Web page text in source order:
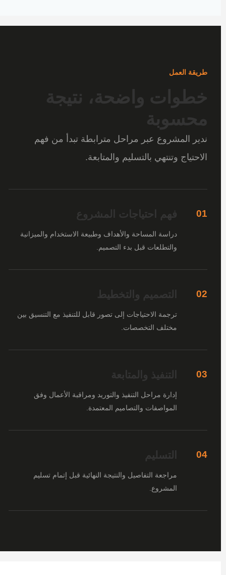
طريقة العمل
خطوات واضحة، نتيجة
محسوبة
ندير المشروع عبر مراحل مترابطة تبدأ من فهم
الاحتياج وتنتهي بالتسليم والمتابعة.
01 فهم احتياجات المشروع
دراسة المساحة والأهداف وطبيعة الاستخدام والميزانية
والتطلعات قبل بدء التصميم.
02 التصميم والتخطيط
ترجمة الاحتياجات إلى تصور قابل للتنفيذ مع التنسيق بين
مختلف التخصصات.
03 التنفيذ والمتابعة
إدارة مراحل التنفيذ والتوريد ومراقبة الأعمال وفق
المواصفات والتصاميم المعتمدة.
04 التسليم
مراجعة التفاصيل والنتيجة النهائية قبل إتمام تسليم
المشروع.